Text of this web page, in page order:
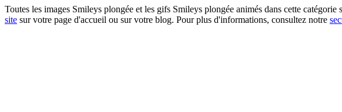
Toutes les images Smileys plongée et les gifs Smileys plongée animés dans cette
site sur votre page d'accueil ou sur votre blog. Pour plus d'informations, consultez notre